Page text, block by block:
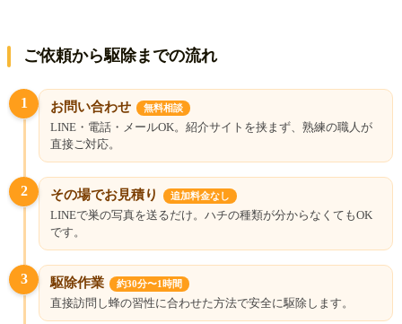
ご依頼から駆除までの流れ
1 お問い合わせ 無料相談
LINE・電話・メールOK。紹介サイトを挟まず、熟練の職人が
直接ご対応。
2 その場でお見積り 追加料金なし
LINEで巣の写真を送るだけ。ハチの種類が分からなくてもOK
です。
3 駆除作業 約30分〜1時間
直接訪問し蜂の習性に合わせた方法で安全に駆除します。